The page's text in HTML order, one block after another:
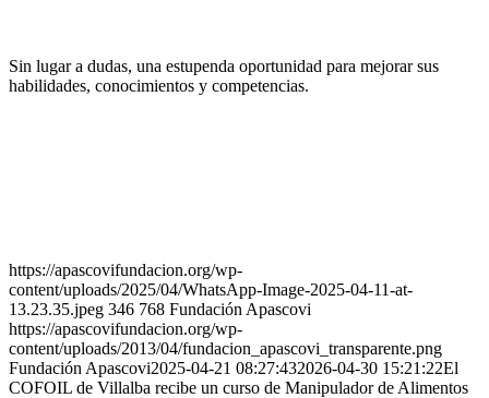
Sin lugar a dudas, una estupenda oportunidad para mejorar sus
habilidades, conocimientos y competencias.
https://apascovifundacion.org/wp-
content/uploads/2025/04/WhatsApp-Image-2025-04-11-at-
13.23.35.jpeg 346 768 Fundación Apascovi
https://apascovifundacion.org/wp-
content/uploads/2013/04/fundacion_apascovi_transparente.png
Fundación Apascovi2025-04-21 08:27:432026-04-30 15:21:22El
COFOIL de Villalba recibe un curso de Manipulador de Alimentos